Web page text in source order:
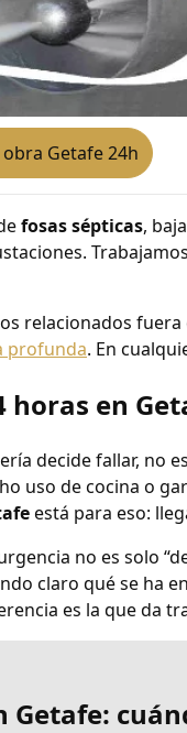
obra Getafe 24h
fosas sépticas,
relacionados
profunda. En
horas en
decide fallar, no
uso de cocina o
está para eso:
no es solo
claro qué se ha
es la que da
Getafe: